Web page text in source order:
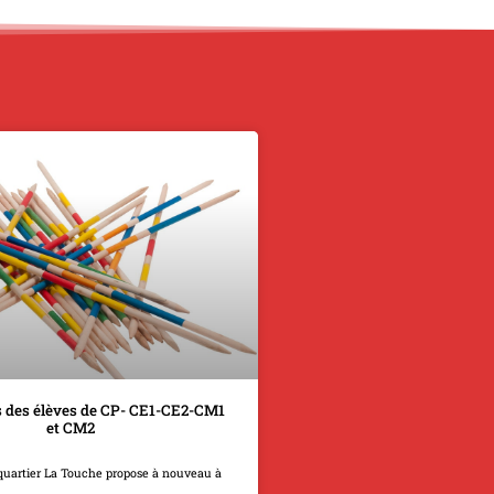
élèves de CP- CE1-CE2-CM1
et CM2
La Touche propose à nouveau à